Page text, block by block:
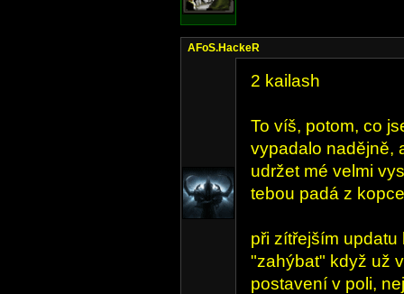
AFoS.HackeR
2 kailash
To víš, potom, co
vypadalo nadějně,
udržet mé velmi
tebou padá z
při zítřejším
"zahýbat" když už
postavení v poli,